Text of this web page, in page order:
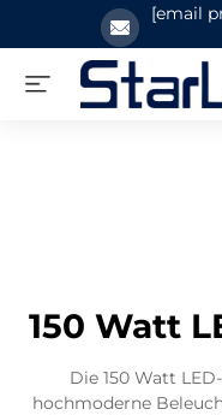
[email
150 Watt
Die 150 Watt
hochmoderne